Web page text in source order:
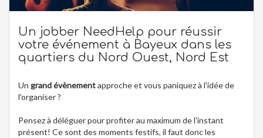
Un jobber NeedHelp pour réussir
votre événement à Bayeux dans les
quartiers du Nord Ouest, Nord Est
Un grand évènementapproche et vous paniquez à l'idée de
l'organiser ?
Pensez à déléguer pour profiter au maximum de l'instant
présent! Ce sont des moments festifs, il faut donc les